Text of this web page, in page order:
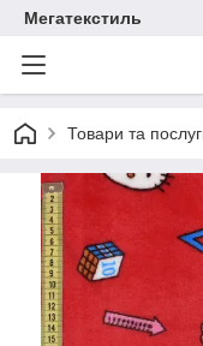
Мегатекстиль
Товари та